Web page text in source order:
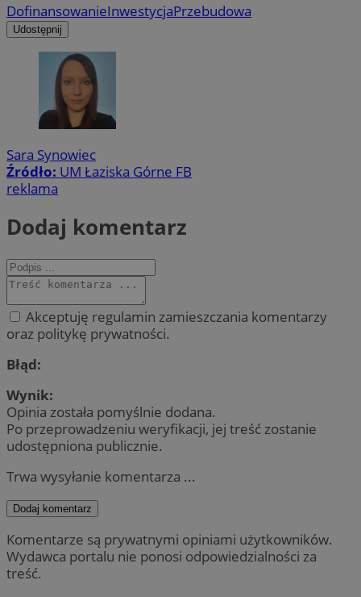
DofinansowanieInwestycjaPrzebudowa
Udostępnij
Sara Synowiec
Źródło: UM Łaziska Górne FB
reklama
Dodaj komentarz
Akceptuję regulamin zamieszczania komentarzy
oraz politykę prywatności.
Błąd:
Wynik:
Opinia została pomyślnie dodana.
Po przeprowadzeniu weryfikacji, jej treść zostanie
udostępniona publicznie.
Trwa wysyłanie komentarza ...
Dodaj komentarz
Komentarze są prywatnymi opiniami użytkowników.
Wydawca portalu nie ponosi odpowiedzialności za
treść.